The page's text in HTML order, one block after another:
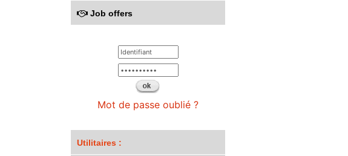
Job offers
Mot de passe oublié ?
Utilitaires :